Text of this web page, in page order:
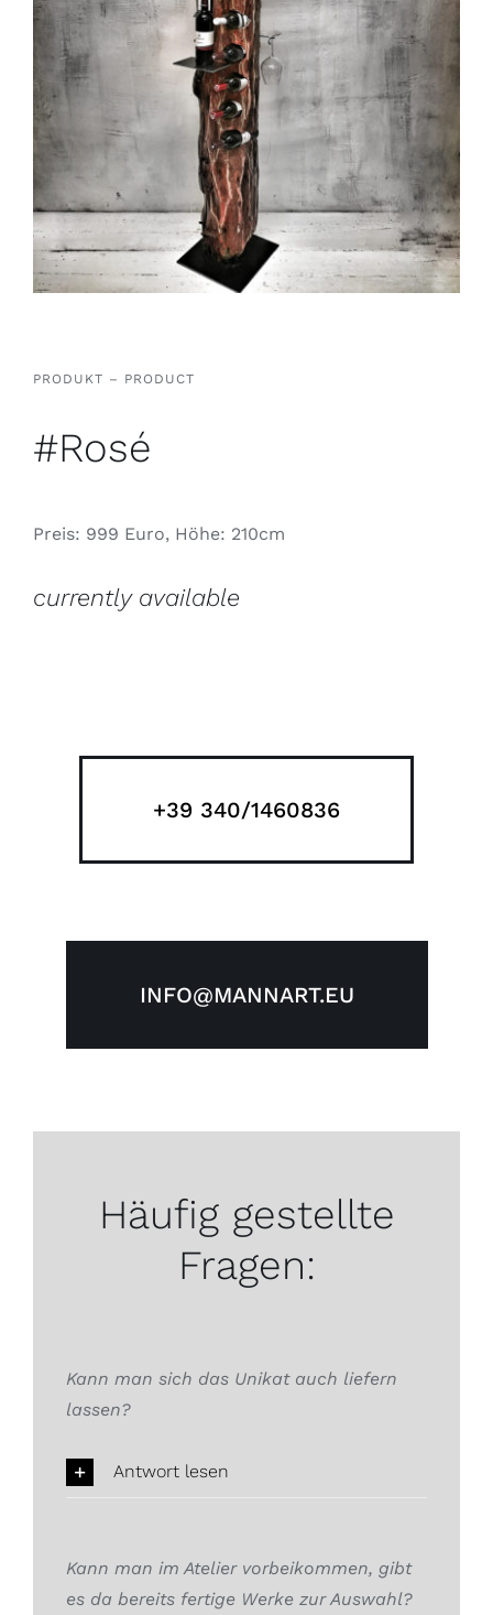
PRODUKT – PRODUCT
#Rosé
Preis: 999 Euro, Höhe: 210cm
currently available
+39 340/1460836
INFO@MANNART.EU
Häufig gestellte
Fragen:
Kann man sich das Unikat auch liefern
lassen?
Antwort lesen
Kann man im Atelier vorbeikommen, gibt
es da bereits fertige Werke zur Auswahl?